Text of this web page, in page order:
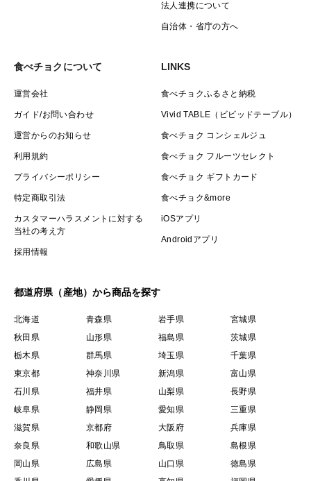
法人連携について
自治体・省庁の方へ
食べチョクについて
運営会社
ガイド/お問い合わせ
運営からのお知らせ
利用規約
プライバシーポリシー
特定商取引法
カスタマーハラスメントに対する
当社の考え方
採用情報
LINKS
食べチョクふるさと納税
Vivid TABLE（ビビッドテーブル）
食べチョク コンシェルジュ
食べチョク フルーツセレクト
食べチョク ギフトカード
食べチョク&more
iOSアプリ
Androidアプリ
都道府県（産地）から商品を探す
北海道 青森県 岩手県
宮城県
秋田県
山形県 福島県
茨城県
栃木県
群馬県 埼玉県
千葉県
東京都
神奈川県 新潟県
富山県
石川県
福井県 山梨県
長野県
岐阜県
静岡県 愛知県
三重県
滋賀県
京都府 大阪府
兵庫県
奈良県
和歌山県 鳥取県
島根県
岡山県
広島県 山口県
徳島県